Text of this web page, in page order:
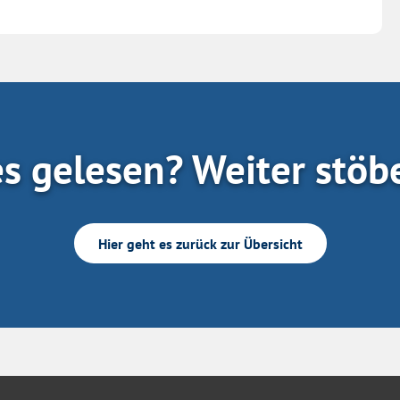
gelesen? Weiter
Hier geht es zurück zur Übersicht